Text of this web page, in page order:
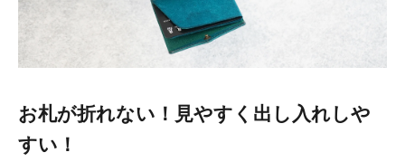
お札が折れない！見やすく出し入れしや
すい！